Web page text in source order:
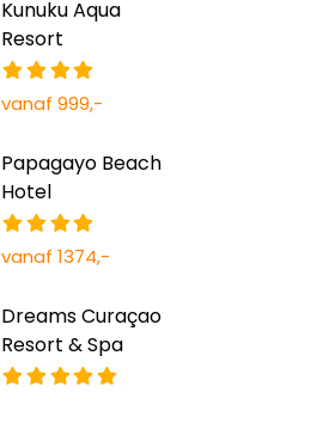
Kunuku Aqua
Resort
vanaf 999,-
Papagayo Beach
Hotel
vanaf 1374,-
Dreams Curaçao
Resort & Spa